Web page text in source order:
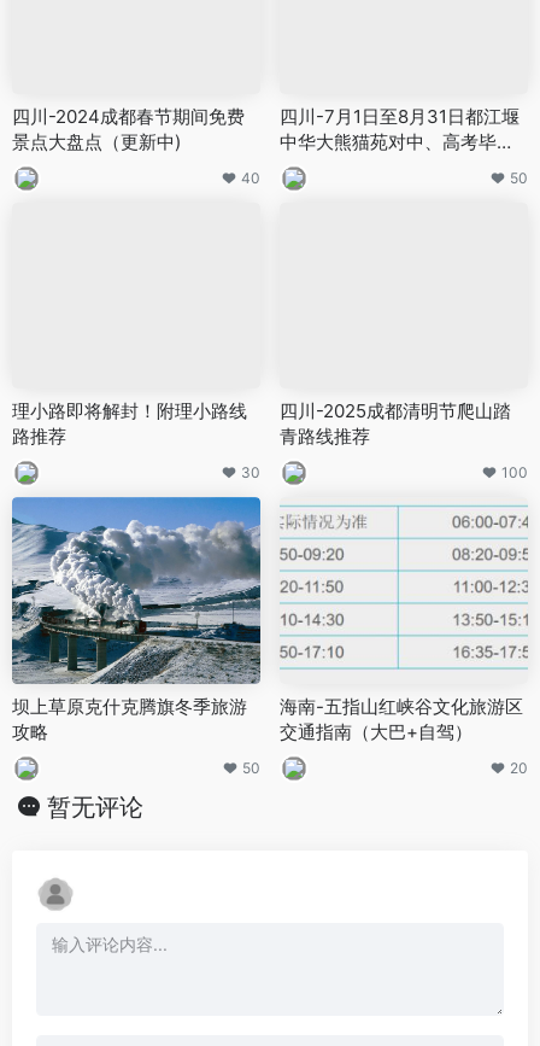
四川-2024成都春节期间免费
景点大盘点（更新中)
40
四川-7月1日至8月31日都江堰
中华大熊猫苑对中、高考毕业
生免门票
50
理小路即将解封！附理小路线
路推荐
30
四川-2025成都清明节爬山踏
青路线推荐
100
坝上草原克什克腾旗冬季旅游
攻略
50
海南-五指山红峡谷文化旅游区
交通指南（大巴+自驾）
20
暂无评论